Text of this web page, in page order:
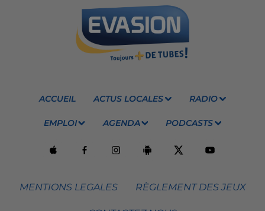
ACCUEIL ACTUS LOCALES RADIO
EMPLOI AGENDA PODCASTS
MENTIONS LEGALES RÈGLEMENT DES JEUX